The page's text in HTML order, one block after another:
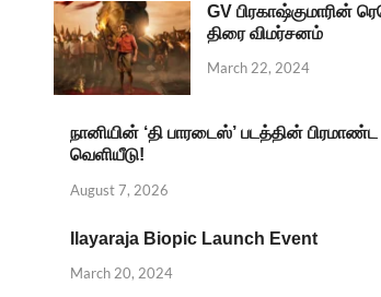
GV பிரகாஷ்குமாரின்
திரை விமர்சனம்
March 22, 2024
நானியின் ‘தி பாரடைஸ்’ படத்தின்
வெளியீடு!
August 7, 2026
Ilayaraja Biopic Launch Event
March 20, 2024